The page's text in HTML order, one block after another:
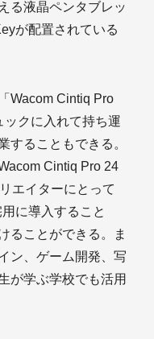
る液晶ペンタブレッ
が配置されている
Wacom Cintiq Pro
クに入れて持ち運
することもできる。
Cintiq Pro 24
エイターにとって
に導入すること
ることができる。ま
ン、ゲーム開発、写
が学ぶ学校でも活用